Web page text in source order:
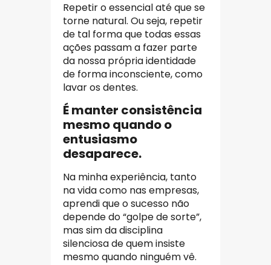
Repetir o essencial até que se
torne natural. Ou seja, repetir
de tal forma que todas essas
ações passam a fazer parte
da nossa própria identidade
de forma inconsciente, como
lavar os dentes.
É manter consistência
mesmo quando o
entusiasmo
desaparece.
Na minha experiência, tanto
na vida como nas empresas,
aprendi que o sucesso não
depende do “golpe de sorte”,
mas sim da disciplina
silenciosa de quem insiste
mesmo quando ninguém vê.